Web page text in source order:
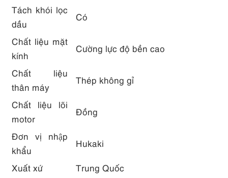
Tách khói lọc
dầu
Có
Chất liệu mặt
kính
Cường lực độ bền cao
Chất liệu
thân máy
Thép không gỉ
Chất liệu lõi
motor
Đồng
Đơn vị nhập
khẩu
Hukaki
Xuất xứ Trung Quốc